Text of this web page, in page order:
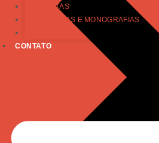
RECEITAS
PESQUISAS E MONOGRAFIAS
CONTATO